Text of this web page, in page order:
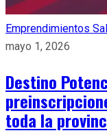
Emprendimientos
mayo 1, 2026
Destino
toda la